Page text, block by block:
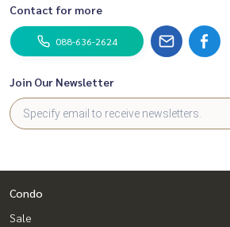
Contact for more
088-636-2624
Join Our Newsletter
Condo
Sale